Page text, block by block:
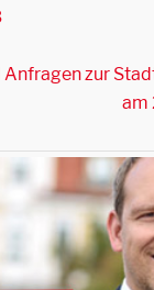
Anfragen zur
am